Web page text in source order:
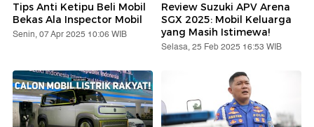
Tips Anti Ketipu Beli Mobil
Bekas Ala Inspector Mobil
Senin, 07 Apr 2025 10:06 WIB
Review Suzuki APV Arena
SGX 2025: Mobil Keluarga
yang Masih Istimewa!
Selasa, 25 Feb 2025 16:53 WIB